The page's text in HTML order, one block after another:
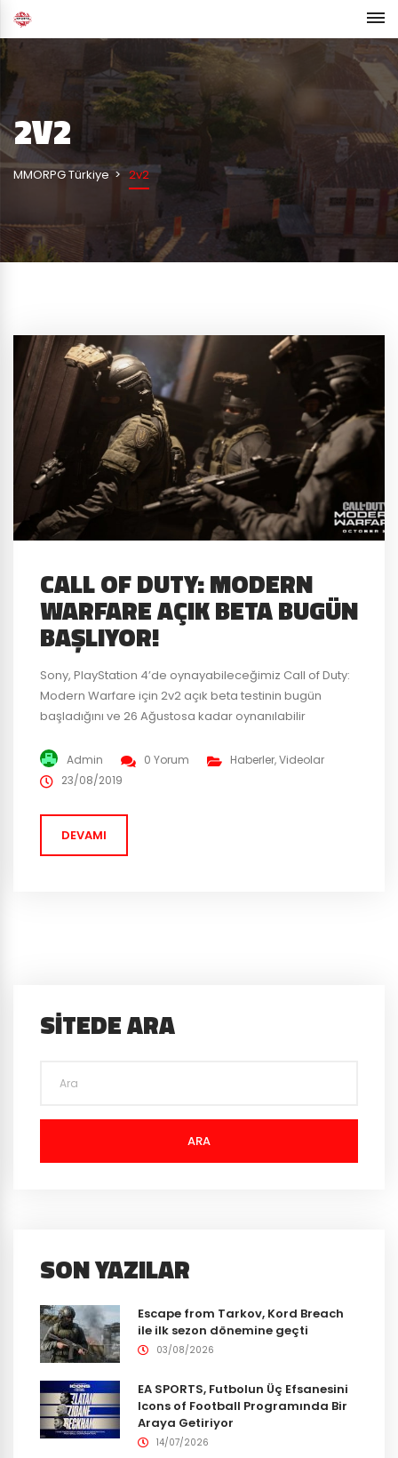
2V2
MMORPG Türkiye 2v2
CALL OF DUTY: MODERN
WARFARE AÇIK BETA BUGÜN
BAŞLIYOR!
Sony, PlayStation 4’de oynayabileceğimiz Call of Duty:
Modern Warfare için 2v2 açık beta testinin bugün
başladığını ve 26 Ağustosa kadar oynanılabilir
severlerle buluşturacağı bu oyun sadece PlayStation 4
kullanıcıları tarafından oynanabiliecek. Daha önce
haritayı önceden deneyebilirsiniz. PS4 kullanan
oyuncular bu oyunu...
Admin 0 Yorum Haberler,Videolar
23/08/2019
DEVAMI
SITEDE ARA
ARA
SON YAZILAR
Escape from Tarkov, Kord Breach
ile ilk sezon dönemine geçti
03/08/2026
EA SPORTS, Futbolun Üç Efsanesini
Icons of Football Programında Bir
Araya Getiriyor
14/07/2026